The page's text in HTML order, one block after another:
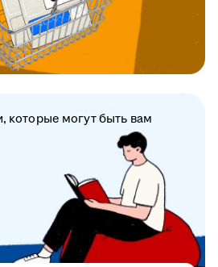
которые могут быть вам